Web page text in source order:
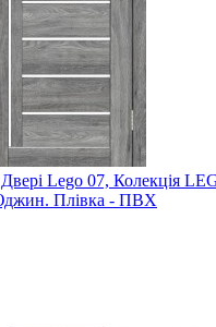
Двері Lego 07, Колекція
Плівка - ПВХ